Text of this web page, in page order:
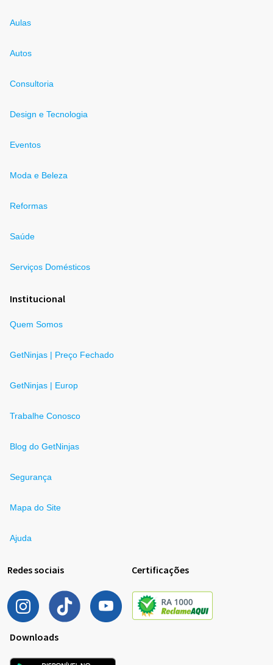
Aulas
Autos
Consultoria
Design e Tecnologia
Eventos
Moda e Beleza
Reformas
Saúde
Serviços Domésticos
Institucional
Quem Somos
GetNinjas | Preço Fechado
GetNinjas | Europ
Trabalhe Conosco
Blog do GetNinjas
Segurança
Mapa do Site
Ajuda
Redes sociais Certificações
Downloads